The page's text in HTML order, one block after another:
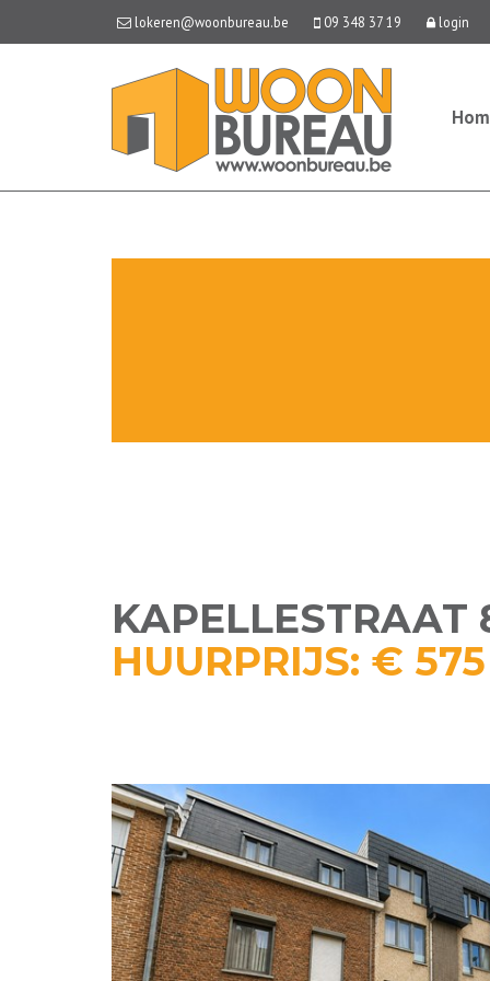
lokeren@woonbureau.be 09 348 37 19 login
KAPELLESTRAAT
HUURPRIJS: €